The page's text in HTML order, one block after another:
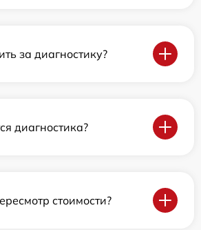
за диагностику?
диагностика?
стоимости?